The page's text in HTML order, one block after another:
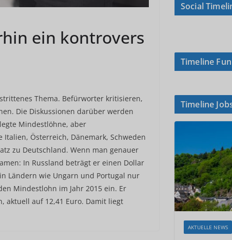
ein kontrovers
Thema. Befürworter kritisieren,
Die Diskussionen darüber werden
Mindestlöhne, aber
Österreich, Dänemark, Schweden
zu Deutschland. Wenn man genauer
In Russland beträgt er einen Dollar
Ländern wie Ungarn und Portugal nur
Mindestlohn im Jahr 2015 ein. Er
aktuell auf 12,41 Euro. Damit liegt
Social
Timeline Fun
Timeline
AKTUELLE NEWS